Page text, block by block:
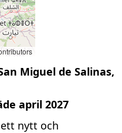
Miguel de Salinas,
april 2027
nytt och